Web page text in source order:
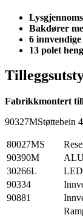
Bakdører
6
13 polet
Fabrikkmontert
90327MStøttebein
80027MS
90390M
30266L
90334
90881